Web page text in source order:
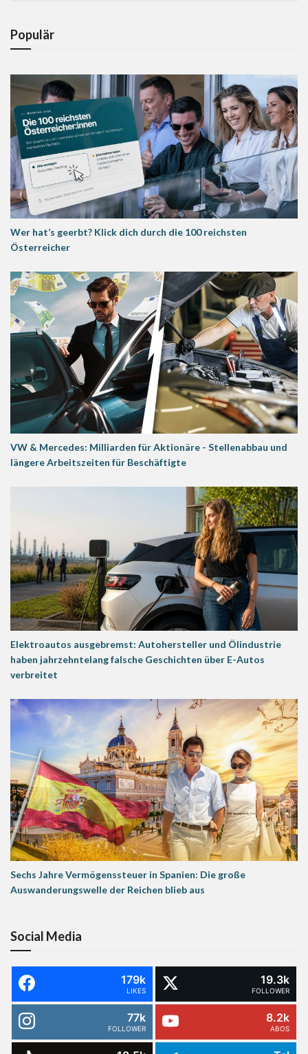
Populär
Wer hat’s geerbt? Klick dich durch die 100 reichsten
Österreicher
VW & Mercedes: Milliarden für Aktionäre - Stellenabbau und
längere Arbeitszeiten für Beschäftigte
Elektroautos ausgebremst: Autohersteller und Ölindustrie
haben jahrzehntelang falsche Geschichten über E-Autos
verbreitet
Sechs Jahre Vermögenssteuer in Spanien: Die große
Auswanderungswelle der Reichen blieb aus
Social Media
179k
LIKES
19.3k
FOLLOWER
77k
FOLLOWER
8.2k
ABOS